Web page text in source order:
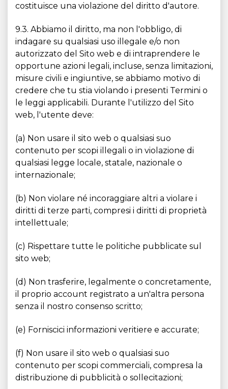
costituisce una violazione del diritto d'autore.
9.3. Abbiamo il diritto, ma non l'obbligo, di
indagare su qualsiasi uso illegale e/o non
autorizzato del Sito web e di intraprendere le
opportune azioni legali, incluse, senza limitazioni,
misure civili e ingiuntive, se abbiamo motivo di
credere che tu stia violando i presenti Termini o
le leggi applicabili. Durante l'utilizzo del Sito
web, l'utente deve:
(a) Non usare il sito web o qualsiasi suo
contenuto per scopi illegali o in violazione di
qualsiasi legge locale, statale, nazionale o
internazionale;
(b) Non violare né incoraggiare altri a violare i
diritti di terze parti, compresi i diritti di proprietà
intellettuale;
(c) Rispettare tutte le politiche pubblicate sul
sito web;
(d) Non trasferire, legalmente o concretamente,
il proprio account registrato a un'altra persona
senza il nostro consenso scritto;
(e) Forniscici informazioni veritiere e accurate;
(f) Non usare il sito web o qualsiasi suo
contenuto per scopi commerciali, compresa la
distribuzione di pubblicità o sollecitazioni;